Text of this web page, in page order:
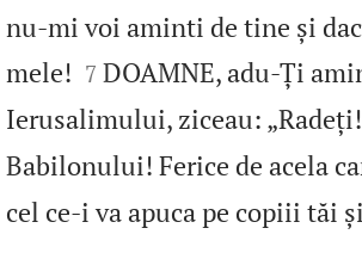
nu‑mi voi aminti de tine și
mele!
7 DOAMNE, adu‑Ți
Ierusalimului, ziceau:
Babilonului! Ferice de acela
cel ce‑i va apuca pe copiii tăi